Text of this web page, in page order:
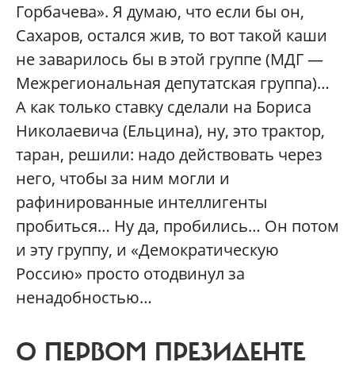
Горбачева». Я думаю, что если бы он,
Сахаров, остался жив, то вот такой каши
не заварилось бы в этой группе (МДГ —
Межрегиональная депутатская группа)…
А как только ставку сделали на Бориса
Николаевича (Ельцина), ну, это трактор,
таран, решили: надо действовать через
него, чтобы за ним могли и
рафинированные интеллигенты
пробиться… Ну да, пробились… Он потом
и эту группу, и «Демократическую
Россию» просто отодвинул за
ненадобностью…
О ПЕРВОМ ПРЕЗИДЕНТЕ